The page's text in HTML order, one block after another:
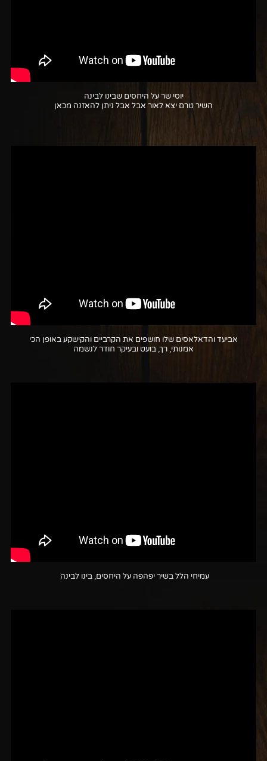
יוסי שר על היחסים שבינו לבינה
השיר טרם יצא לאור אבל אבל ניתן להאזנה מכאן
אביעד והדאלאסים שלו חושפים את הקרביים והקישקע באופן הכי
אמנותי, רך, בועט ובעיקר חודר לנשמה
עמיחי הלל בשיר יפהפה על היחסים, בינו לבינה